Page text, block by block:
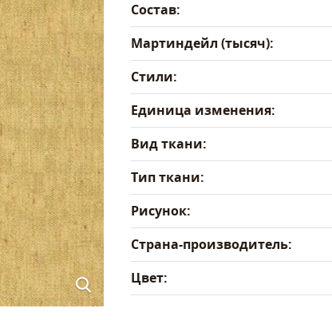
Состав:
Мартиндейл (тысяч):
Стили:
Единица изменения:
Вид ткани:
Тип ткани:
Рисунок:
Страна-производитель:
Цвет: